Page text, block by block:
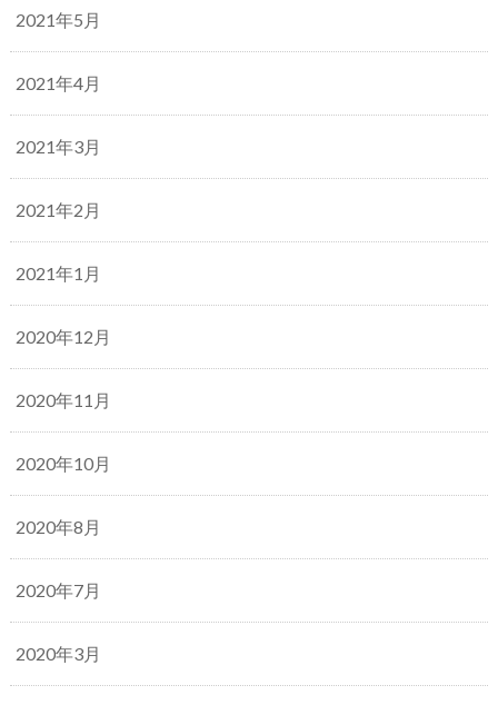
2021年5月
2021年4月
2021年3月
2021年2月
2021年1月
2020年12月
2020年11月
2020年10月
2020年8月
2020年7月
2020年3月